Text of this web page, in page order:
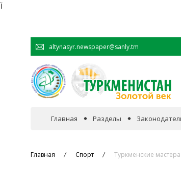
Ï
altynasyr.newspaper@sanly.tm
Главная Разделы
Главная Спорт Туркменские